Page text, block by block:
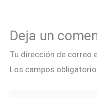
Deja un
Tu dirección de correo
Los campos